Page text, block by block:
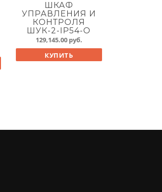
ШКАФ
УПРАВЛЕНИЯ И
КОНТРОЛЯ
ШУК-2-IP54-O
129,145.00 руб.
КУПИТЬ